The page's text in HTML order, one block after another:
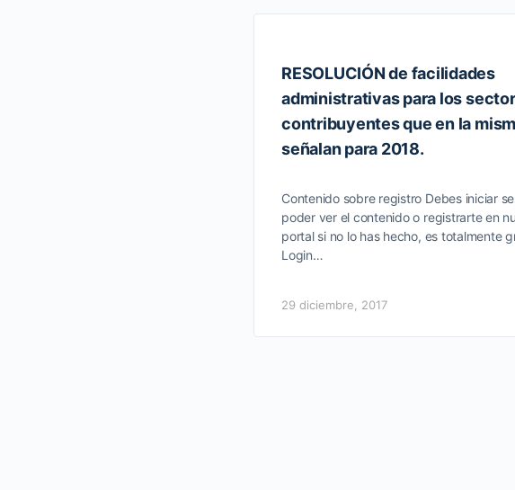
RESOLUCIÓN de facilidades
administrativas para los
contribuyentes que en la
señalan para 2018.
Contenido sobre registro Debes iniciar
poder ver el contenido o registrarte en
portal si no lo has hecho, es totalmente
Login…
29 diciembre, 2017